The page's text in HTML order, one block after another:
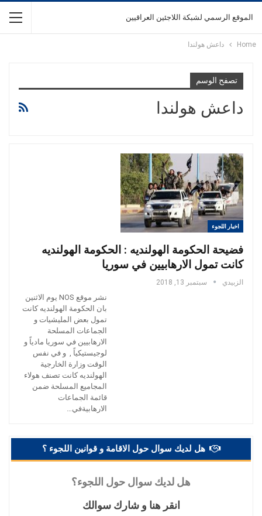
الموقع الرسمي لشبكة اللاجئين العراقيين
Home داعش هولندا
تصفح الوسم
داعش هولندا
اخبار اللجوء
فضيحة الحكومة الهولنديه : الحكومة الهولنديه
كانت تمول الارهابيين في سوريا
الزبيدي سبتمبر 13, 2018
نشر موقع NOS يوم الاثنين
بان الحكومة الهولنديه كانت
تمول بعض المليشيات و
الجماعات المسلحة
الارهابيين في سوريا مادياً و
لوجيستيكياً , و في نفس
الوقت وزارة الخارجية
الهولنديه كانت تصنف هولاء
المجاميع المسلحة ضمن
قائمة الجماعات
الارهابيةفي…
هل لديك سوال حول الاقامة و قوانين اللجوء ؟
هل لديك سوال حول اللجوء؟
انقر هنا و شارك سوالك